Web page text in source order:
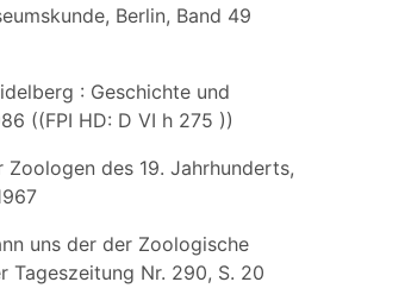
Berlin, Band 49
: Geschichte und
((FPI HD: D VI h 275 ))
Zoologen des 19. Jahrhunderts,
uns der der Zoologische
Tageszeitung Nr. 290, S. 20